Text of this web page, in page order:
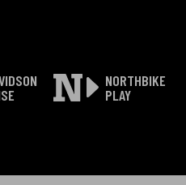
NORTHBIKE
PLAY